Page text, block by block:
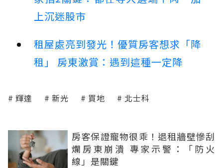
上沉迷股市
租屋處亮到發光！優質房客想求「降
租」 房東激賞：遇到這種一定降
輝達 新光 買地 北士科
房客保證寵物很乖！退租牆壁慘刮
爛房東崩潰 專家示警：「防火
線」是關鍵